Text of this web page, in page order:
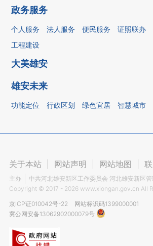
政务服务
个人服务 法人服务 便民服务 证照联办
工程建设
大美雄安
雄安未来
功能定位 行政区划 绿色宜居 智慧城市
关于本站 网站声明 网站地图
主办
中共河北雄安新区工作委员会 河北雄安新区
Copyright © 2017 - 2026 www.xiongan.gov.cn All
京ICP证010042号-22
网站标识码1399000001
冀公网安备13062902000079号